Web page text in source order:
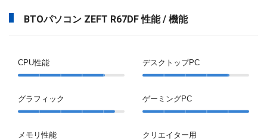
BTOパソコン ZEFT R67DF 性能 / 機能
CPU性能
グラフィック
メモリ性能
デスクトップPC
ゲーミングPC
クリエイター用